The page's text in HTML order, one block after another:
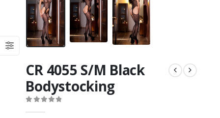
CR 4055 S/M Black
Bodystocking